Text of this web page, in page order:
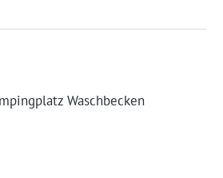
Waschbecken